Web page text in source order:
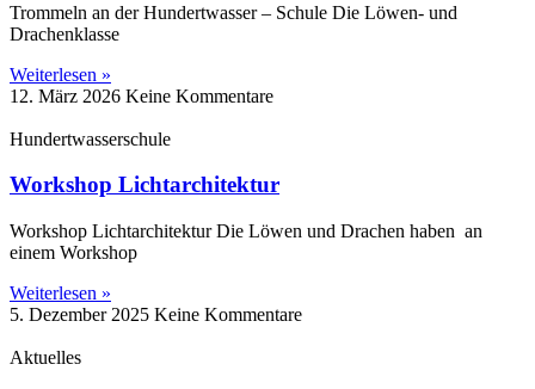
Trommeln an der Hundertwasser – Schule Die Löwen‑ und
Drachenklasse
Weiterlesen »
12. März 2026 Keine Kommentare
Hundertwasserschule
Workshop Lichtarchitektur
Workshop Lichtarchitektur Die Löwen und Drachen haben an
einem Workshop
Weiterlesen »
5. Dezember 2025 Keine Kommentare
Aktuelles